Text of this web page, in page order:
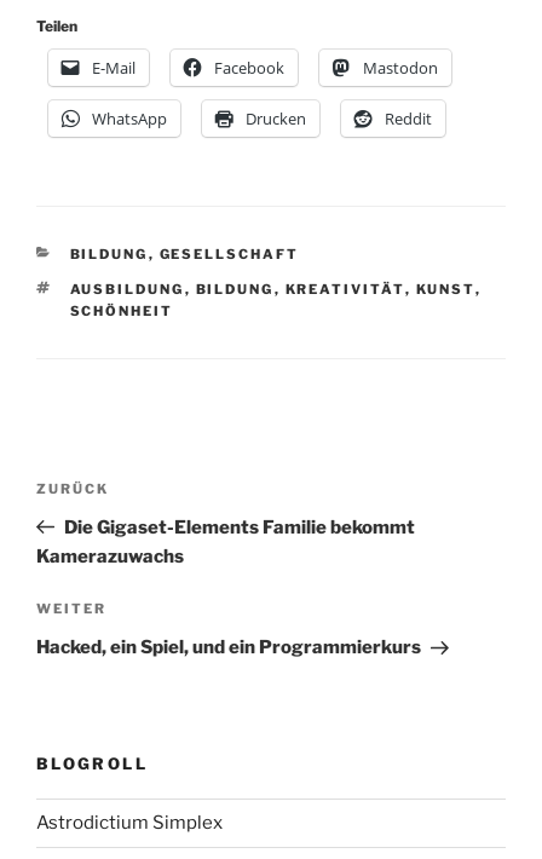
Teilen
E-Mail Facebook Mastodon
WhatsApp Drucken Reddit
KATEGORIEN
BILDUNG , GESELLSCHAFT
SCHLAGWÖRTER
AUSBILDUNG , BILDUNG , KREATIVITÄT, KUNST,
SCHÖNHEIT
Beitragsnavigation
Vorheriger
Beitrag
ZURÜCK
Die Gigaset-Elements Familie bekommt
Kamerazuwachs
Nächster
Beitrag
WEITER
Hacked, ein Spiel, und ein Programmierkurs
BLOGROLL
Astrodictium Simplex